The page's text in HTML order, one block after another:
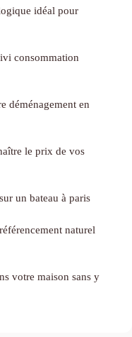
idéal pour
consommation
déménagement en
le prix de vos
un bateau à paris
naturel
votre maison sans y